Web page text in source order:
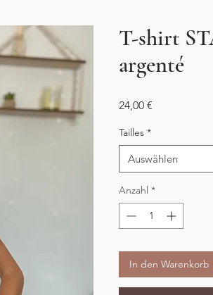
T-shirt
argenté
24,00 €
Tailles *
Auswählen
Anzahl *
In den Warenkorb